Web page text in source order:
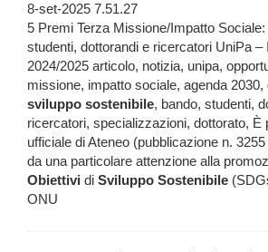
8-set-2025 7.51.27
5 Premi Terza Missione/Impatto
studenti, dottorandi e ricercatori UniPa –
2024/2025 articolo, notizia, unipa,
missione, impatto sociale, agenda 2030,
sviluppo sostenibile, bando, studenti,
ricercatori, specializzazioni, dottorato, È
ufficiale di Ateneo (pubblicazione n.
da una particolare attenzione alla
Obiettivi di Sviluppo Sostenibile
ONU